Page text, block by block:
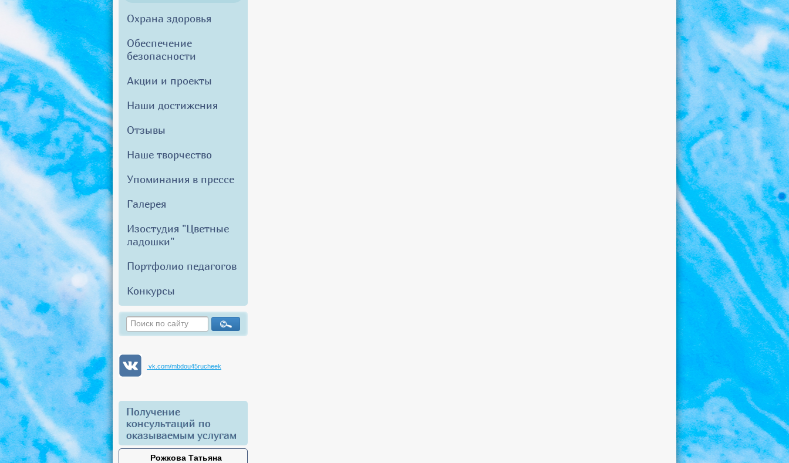
Охрана здоровья
Обеспечение
безопасности
Акции и проекты
Наши достижения
Отзывы
Наше творчество
Упоминания в прессе
Галерея
Изостудия "Цветные
ладошки"
Портфолио педагогов
Конкурсы
vk.com/mbdou45rucheek
Получение
консультаций по
оказываемым услугам
Рожкова Татьяна